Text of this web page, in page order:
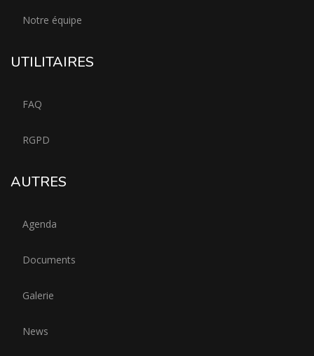
Notre équipe
UTILITAIRES
FAQ
RGPD
AUTRES
Agenda
Documents
Galerie
News